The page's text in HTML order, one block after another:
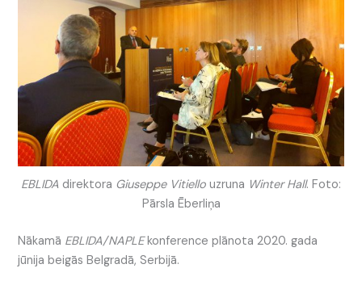
EBLIDA direktora Giuseppe Vitiello uzruna Winter Hall. Foto:
Pārsla Ēberliņa
Nākamā EBLIDA/NAPLEkonference plānota 2020. gada
jūnija beigās Belgradā, Serbijā.